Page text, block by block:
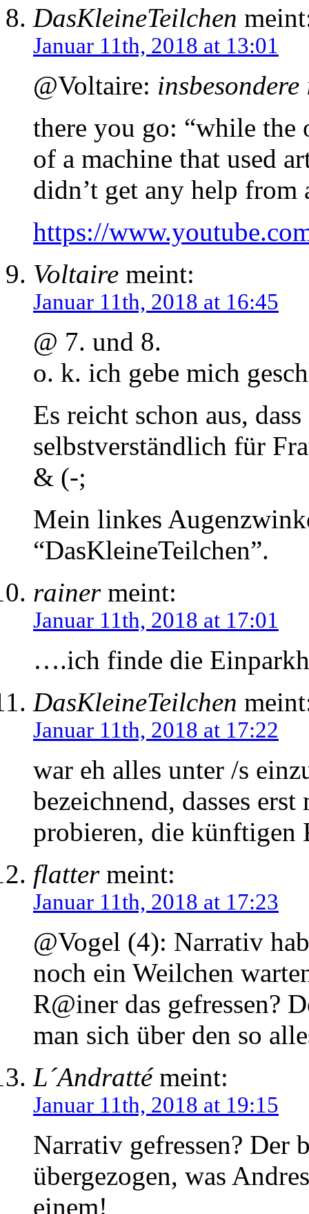
DasKleineTeilchen
Januar 11th, 2018 at 13:01
@Voltaire:
there you go: “while
of a machine that used
didn’t get any help from
https://
Voltaire meint:
Januar 11th, 2018 at 16:45
@ 7. und 8.
o. k. ich gebe mich
Es reicht schon aus,
selbstverständlich für
& (-;
Mein linkes
“DasKleineTeilchen”.
rainermeint:
Januar 11th, 2018 at 17:01
….ich finde die
DasKleineTeilchen
Januar 11th, 2018 at 17:22
war eh alles unter /s
bezeichnend, dasses
probieren, die
flattermeint:
Januar 11th, 2018 at 17:23
@Vogel (4): Narrativ
noch ein Weilchen
R@iner das gefressen?
man sich über den so
L´Andrattémeint:
Januar 11th, 2018 at 19:15
Narrativ gefressen? Der
übergezogen, was
einem!